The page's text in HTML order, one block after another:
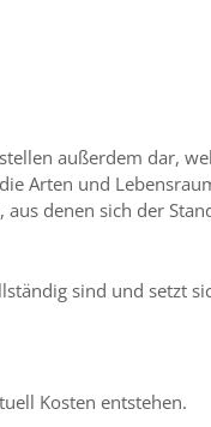
außerdem dar,
Arten und
denen sich der
sind und setzt
Kosten entstehen.